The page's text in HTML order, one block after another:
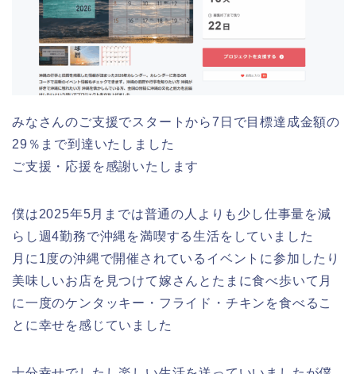
みなさんのご支援でスタートから7日で目標達成金額の
29％まで到達いたしました
ご支援・応援を感謝いたします
僕は2025年5月までは普通の人よりも少し仕事量を減
らし週4勤務で沖縄を満喫する生活をしていました
月に1度の沖縄で開催されているイベントに参加したり
美味しいお店を見つけて嫁さんとたまに食べ歩いて月
に一度のケンタッキー・フライド・チキンを食べるこ
とに幸せを感じていました